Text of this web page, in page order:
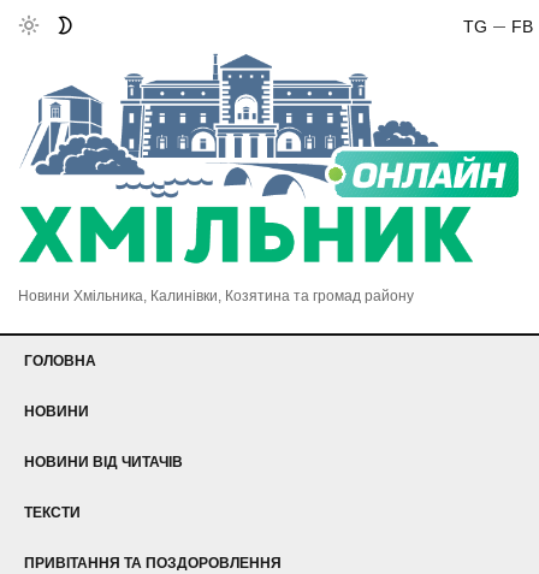
FB
TG
Новини Хмільника, Калинівки, Козятина та громад району
ГОЛОВНА
НОВИНИ
НОВИНИ ВІД ЧИТАЧІВ
ТЕКСТИ
ПРИВІТАННЯ ТА ПОЗДОРОВЛЕННЯ